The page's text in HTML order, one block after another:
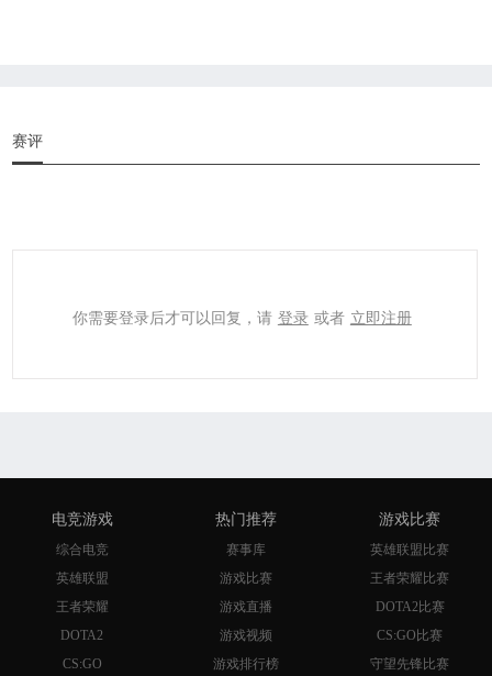
赛评
你需要登录后才可以回复，请 登录 或者 立即注册
电竞游戏
综合电竞
英雄联盟
王者荣耀
DOTA2
CS:GO
热门推荐
赛事库
游戏比赛
游戏直播
游戏视频
游戏排行榜
游戏比赛
英雄联盟比赛
王者荣耀比赛
DOTA2比赛
CS:GO比赛
守望先锋比赛